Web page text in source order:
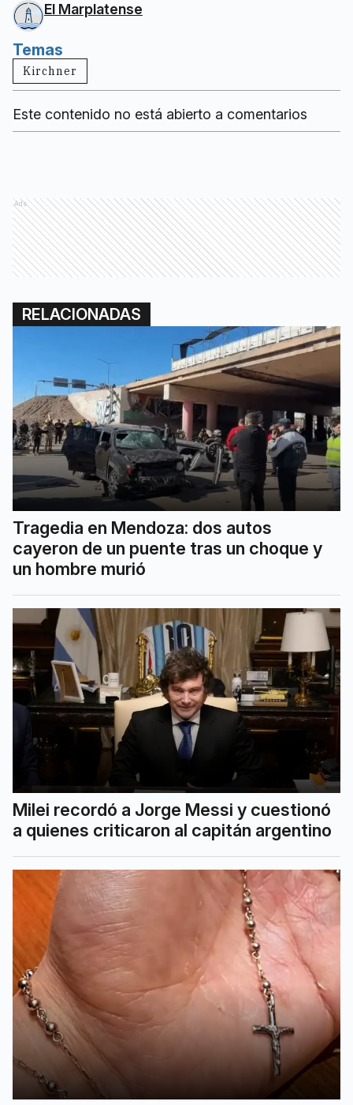
El Marplatense
Temas
Kirchner
Este contenido no está abierto a comentarios
Ads
RELACIONADAS
Tragedia en Mendoza: dos autos
cayeron de un puente tras un choque y
un hombre murió
Milei recordó a Jorge Messi y cuestionó
a quienes criticaron al capitán argentino